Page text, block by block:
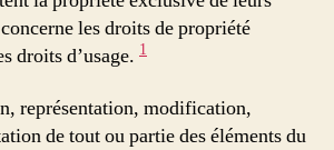
les droits de propriété
droits d’usage. 1
représentation, modification,
de tout ou partie des éléments du